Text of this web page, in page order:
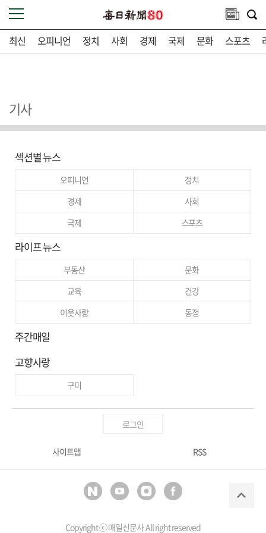
최신 오피니언 정치 사회 경제 국제 문화 스포츠
기사
섹션별 뉴스
오피니언
정치
경제
사회
국제
스포츠
라이프 뉴스
부동산
문화
교육
건강
이웃사랑
동정
주간매일
고향사랑
구미
로그인
사이트맵 RSS
Copyright ⓒ매일신문사All right reserved